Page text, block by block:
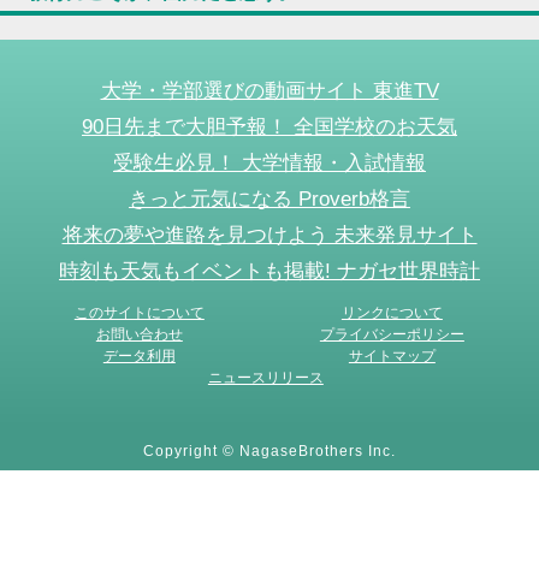
大学・学部選びの動画サイト 東進TV
90日先まで大胆予報！ 全国学校のお天気
受験生必見！ 大学情報・入試情報
きっと元気になる Proverb格言
将来の夢や進路を見つけよう 未来発見サイト
時刻も天気もイベントも掲載! ナガセ世界時計
このサイトについて
リンクについて
お問い合わせ
プライバシーポリシー
データ利用
サイトマップ
ニュースリリース
Copyright © NagaseBrothers Inc.